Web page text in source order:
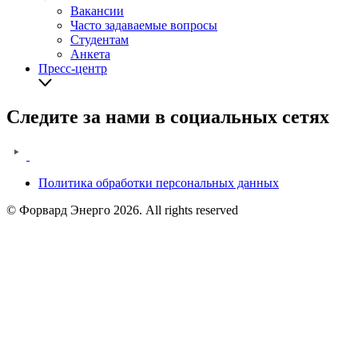
Вакансии
Часто задаваемые вопросы
Студентам
Анкета
Пресс-центр
Следите за нами в социальных сетях
Legal
information
Политика обработки персональных данных
© Форвард Энерго 2026. All rights reserved